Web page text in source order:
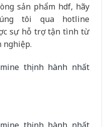
sản phẩm hdf, hãy
tôi qua hotline
sự hỗ trợ tận tình từ
nghiệp.